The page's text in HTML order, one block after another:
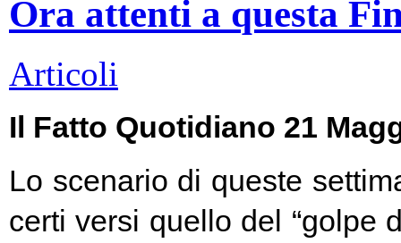
Ora attenti a questa
Articoli
Il Fatto Quotidiano 21
Lo scenario di queste
certi versi quello del “golpe